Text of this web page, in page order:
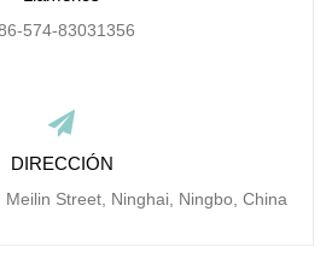
574-83031356
DIRECCIÓN
Street, Ninghai, Ningbo, China